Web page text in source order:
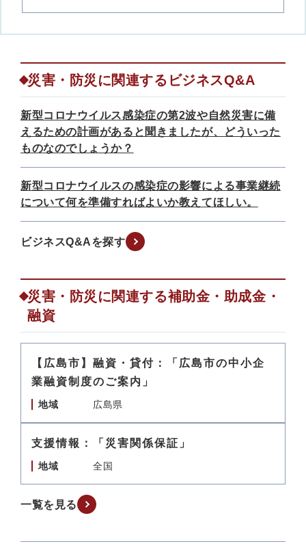
災害・防災に関連するビジネスQ&A
新型コロナウイルス感染症の第2波や自然災害に備
えるための計画があると聞きましたが、どういった
ものなのでしょうか？
新型コロナウイルスの感染症の影響による事業継続
について何を準備すればよいか教えてほしい。
ビジネスQ&Aを探す
災害・防災に関連する補助金・助成金・
融資
【広島市】融資・貸付：「広島市の中小企
業融資制度のご案内」
地域 広島県
支援情報：「災害関係保証」
地域 全国
一覧を見る